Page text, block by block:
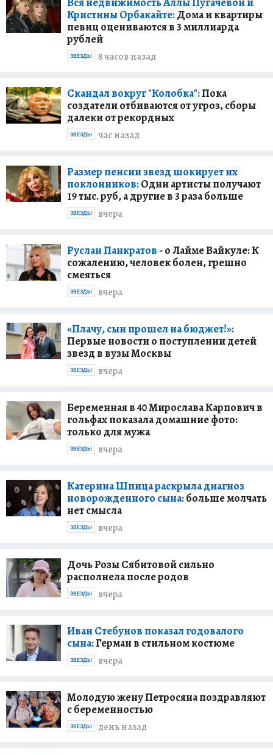
Кристины Орбакайте:Дома и квартиры
певиц оцениваются в 3 миллиарда
рублей
8 часов назад
ЗВЕЗДЫ
Скандал вокруг "Колобка":Пока
создатели отбиваются от угроз, сборы
далеки от рекордных
час назад
ЗВЕЗДЫ
Размер пенсии звезд шокирует их
поклонников:Одни артисты получают
19 тыс. руб, а другие в 3 раза больше
вчера
ЗВЕЗДЫ
Руслан Панкратов - о Лайме Вайкуле: К
сожалению, человек болен, грешно
смеяться
вчера
ЗВЕЗДЫ
«Плачу, сын прошел на бюджет!»:
Первые новости о поступлении детей
звезд в вузы Москвы
вчера
ЗВЕЗДЫ
Беременная в 40 Мирослава Карпович в
гольфах показала домашние фото:
только для мужа
вчера
ЗВЕЗДЫ
Катерина Шпица раскрыла диагноз
новорожденного сына:больше молчать
нет смысла
вчера
ЗВЕЗДЫ
Дочь Розы Сябитовой сильно
располнела после родов
вчера
ЗВЕЗДЫ
Иван Стебунов показал годовалого
сына:Герман в стильном костюме
вчера
ЗВЕЗДЫ
Молодую жену Петросяна поздравляют
с беременностью
день назад
ЗВЕЗДЫ